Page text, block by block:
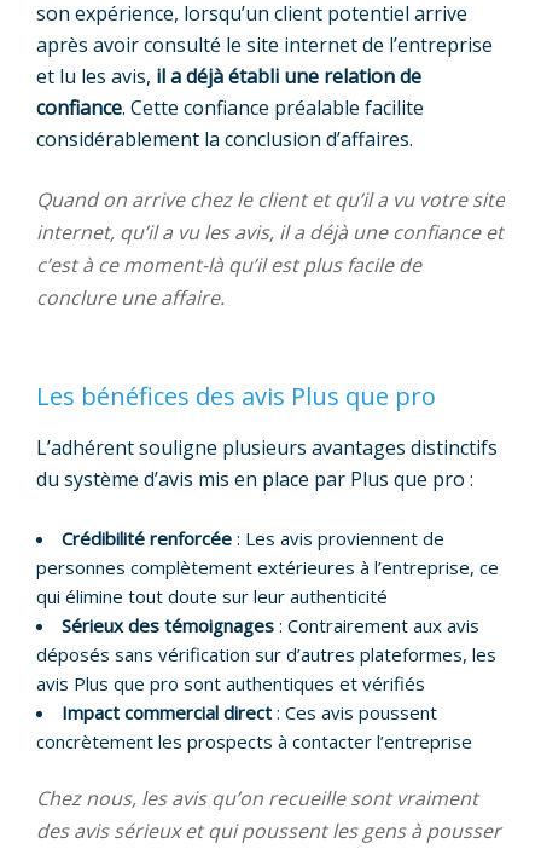
son expérience, lorsqu’un client potentiel arrive
après avoir consulté le site internet de l’entreprise
et lu les avis, il a déjà établi une relation de
confiance. Cette confiance préalable facilite
considérablement la conclusion d’affaires.
Quand on arrive chez le client et qu’il a vu votre site
internet, qu’il a vu les avis, il a déjà une confiance et
c’est à ce moment-là qu’il est plus facile de
conclure une affaire.
Les bénéfices des avis Plus que pro
L’adhérent souligne plusieurs avantages distinctifs
du système d’avis mis en place par Plus que pro :
Crédibilité renforcée : Les avis proviennent de
personnes complètement extérieures à l’entreprise, ce
qui élimine tout doute sur leur authenticité
Sérieux des témoignages : Contrairement aux avis
déposés sans vérification sur d’autres plateformes, les
avis Plus que pro sont authentiques et vérifiés
Impact commercial direct : Ces avis poussent
concrètement les prospects à contacter l’entreprise
Chez nous, les avis qu’on recueille sont vraiment
des avis sérieux et qui poussent les gens à pousser